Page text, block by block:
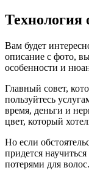
Технология
Вам будет
описание с фото,
особенности и
Главный совет,
пользуйтесь
время, деньги и
цвет, который
Но если
придется
потерями для волос.